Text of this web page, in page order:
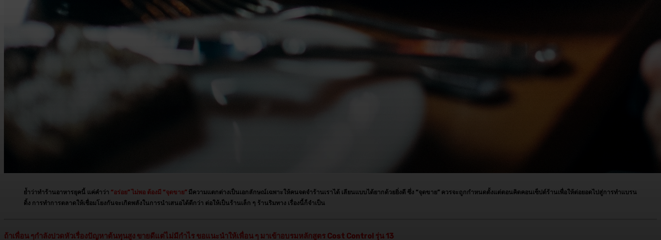
ย้ำว่าทำร้านอาหารยุคนี้ แค่คำว่า “อร่อย” ไม่พอ ต้องมี “จุดขาย” มีความแตกต่างเป็นเอกลักษณ์เฉพาะให้คนจดจำร้านเราได้ เลียนแบบได้ยากด้วยยิ่งดี ซึ่ง “จุดขาย” ควรจะถูกกำหนดตั้งแต่ตอนคิดคอนเซ็ปต์ร้านเพื่อให้ต่อยอดไปสู่การทำแบรน
ดิ้ง การทำการตลาดให้เชื่อมโยงกันจะเกิดพลังในการนำเสนอได้ดีกว่า ต่อให้เป็นร้านเล็ก ๆ ร้านริมทาง เรื่องนี้ก็จำเป็น
ถ้าเพื่อน ๆกำลังปวดหัวเรื่องปัญหาต้นทุนสูง ขายดีแต่ไม่มีกำไร ขอแนะนำให้เพื่อน ๆ มาเข้าอบรมหลักสูตร Cost Control รุ่น 13